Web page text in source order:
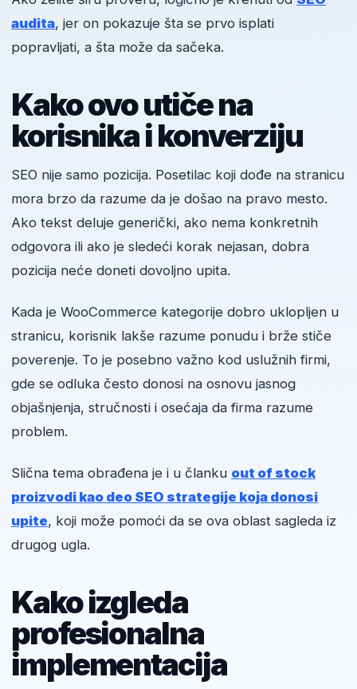
audita, jer on pokazuje šta se prvo isplati
popravljati, a šta može da sačeka.
Kako ovo utiče na
korisnika i konverziju
SEO nije samo pozicija. Posetilac koji dođe na stranicu
mora brzo da razume da je došao na pravo mesto.
Ako tekst deluje generički, ako nema konkretnih
odgovora ili ako je sledeći korak nejasan, dobra
pozicija neće doneti dovoljno upita.
Kada je WooCommerce kategorije dobro uklopljen u
stranicu, korisnik lakše razume ponudu i brže stiče
poverenje. To je posebno važno kod uslužnih firmi,
gde se odluka često donosi na osnovu jasnog
objašnjenja, stručnosti i osećaja da firma razume
problem.
Slična tema obrađena je i u članku out of stock
proizvodi kao deo SEO strategije koja donosi
upite, koji može pomoći da se ova oblast sagleda iz
drugog ugla.
Kako izgleda
profesionalna
implementacija